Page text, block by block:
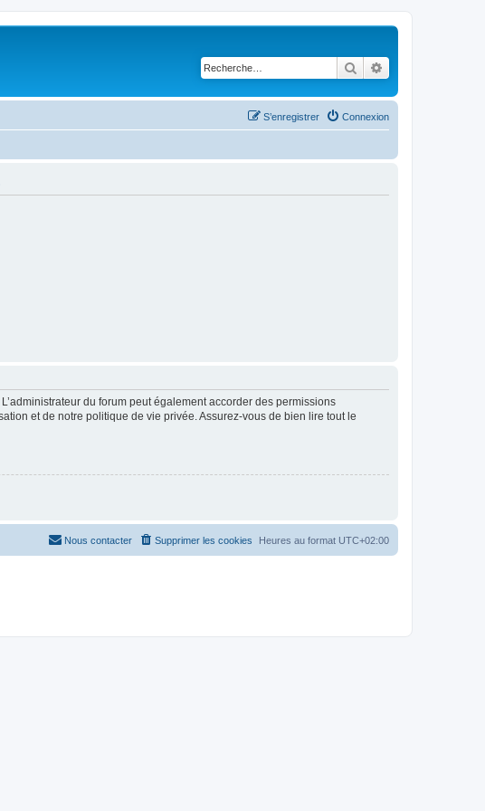
Rechercher
Connexion
S’enregistrer
du forum peut également accorder des permissions
et de notre politique de vie privée. Assurez-vous de bien lire tout le
Heures au format UTC+02:00
Supprimer les cookies
Nous contacter